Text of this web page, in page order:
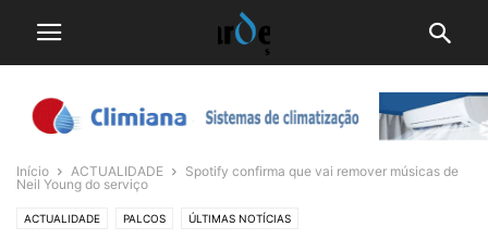
Início ACTUALIDADE
Spotify confirma que vai remover músicas de
Neil Young do serviço
ACTUALIDADE PALCOS ÚLTIMAS NOTÍCIAS